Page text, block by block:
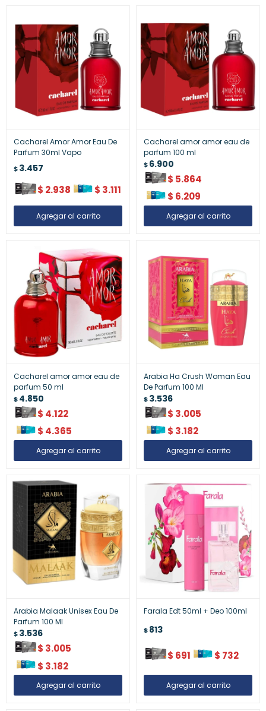
Cacharel Amor Amor Eau De
Parfum 30ml Vapo
$3.457
$ 2.938 $ 3.111
Cacharel amor amor eau de
parfum 100 ml
$6.900
$ 5.864
$ 6.209
Cacharel amor amor eau de
parfum 50 ml
$4.850
$ 4.122
$ 4.365
Arabia Ha Crush Woman Eau
De Parfum 100 Ml
$3.536
$ 3.005
$ 3.182
Arabia Malaak Unisex Eau De
Parfum 100 Ml
$3.536
$ 3.005
$ 3.182
Farala Edt 50ml + Deo 100ml
$813
$ 691 $ 732